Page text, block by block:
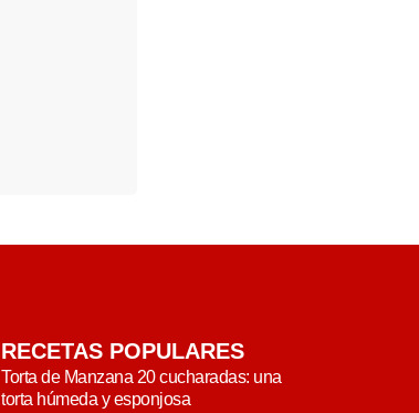
RECETAS POPULARES
Torta de Manzana 20 cucharadas: una
torta húmeda y esponjosa